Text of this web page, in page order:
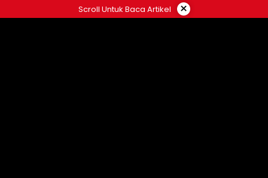
ke
Scroll Untuk Baca Artikel ×